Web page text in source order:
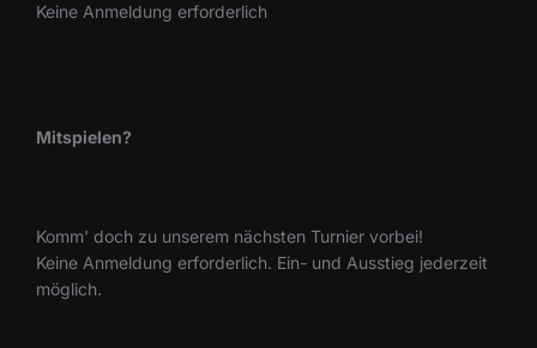
Keine Anmeldung erforderlich
Mitspielen?
Komm' doch zu unserem nächsten Turnier vorbei!
Keine Anmeldung erforderlich. Ein- und Ausstieg jederzeit
möglich.